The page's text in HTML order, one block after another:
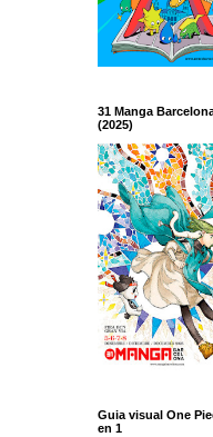
31 Manga
(2025)
Guia visual One
en 1